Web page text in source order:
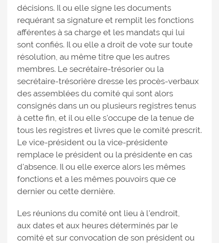
décisions. Il ou elle signe les documents
requérant sa signature et remplit les fonctions
afférentes à sa charge et les mandats qui lui
sont confiés. Il ou elle a droit de vote sur toute
résolution, au même titre que les autres
membres. Le secrétaire-trésorier ou la
secrétaire-trésorière dresse les procès-verbaux
des assemblées du comité qui sont alors
consignés dans un ou plusieurs registres tenus
à cette fin, et il ou elle s'occupe de la tenue de
tous les registres et livres que le comité prescrit.
Le vice-président ou la vice-présidente
remplace le président ou la présidente en cas
d'absence. Il ou elle exerce alors les mêmes
fonctions et a les mêmes pouvoirs que ce
dernier ou cette dernière.
Les réunions du comité ont lieu à l'endroit,
aux dates et aux heures déterminés par le
comité et sur convocation de son président ou